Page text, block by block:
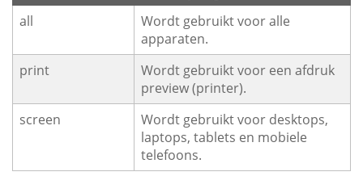
all
Wordt gebruikt voor alle
apparaten.
print
Wordt gebruikt voor een afdruk
preview (printer).
screen
Wordt gebruikt voor desktops,
laptops, tablets en mobiele
telefoons.